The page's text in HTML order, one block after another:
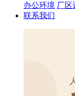
办公环境 厂区
联系我们